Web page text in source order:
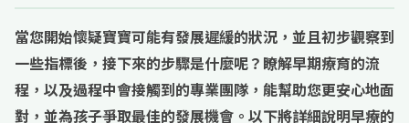
當您開始懷疑寶寶可能有發展遲緩的狀況，並且初步觀察到
一些指標後，接下來的步驟是什麼呢？瞭解早期療育的流
程 ，以及過程中會接觸到的專業團隊 ，能幫助您更安心地面
對，並為孩子爭取最佳的發展機會。以下將詳細說明早療的